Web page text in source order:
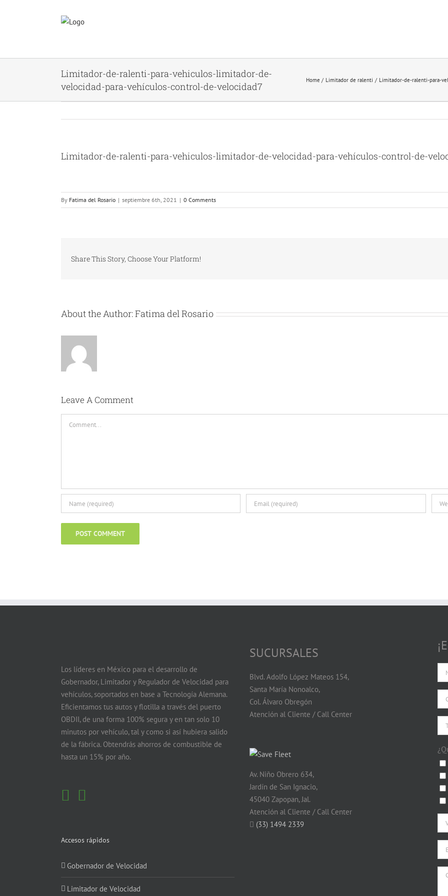
Limitador-de-ralenti-para-vehiculos-limitador-de-
velocidad-para-vehículos-control-de-velocidad7
Home Limitador de ralenti Limitador-de-ralenti-para-
Limitador-de-ralenti-para-vehiculos-limitador-de-velocidad-para-vehículos-control-de-
By Fatima del Rosario | septiembre 6th, 2021 | 0 Comments
Share This Story, Choose Your Platform!
About the Author:Fatima del Rosario
Leave A Comment
Los líderes en México para el desarrollo de
Gobernador, Limitador y Regulador de Velocidad para
vehículos, soportados en base a Tecnología Alemana.
Eficientamos tus autos y flotilla a través del puerto
OBDII, de una forma 100% segura y en tan solo 10
minutos por vehículo, tal y como si así hubiera salido
de la fábrica. Obtendrás ahorros de combustible de
hasta un 15% por año.
Accesos rápidos
Gobernador de Velocidad
Limitador de Velocidad
SUCURSALES
Blvd. Adolfo López Mateos 154,
Santa María Nonoalco,
Col. Álvaro Obregón
Atención al Cliente / Call Center
Av. Niño Obrero 634,
Jardín de San Ignacio,
45040 Zapopan, Jal.
Atención al Cliente / Call Center
(33) 1494 2339